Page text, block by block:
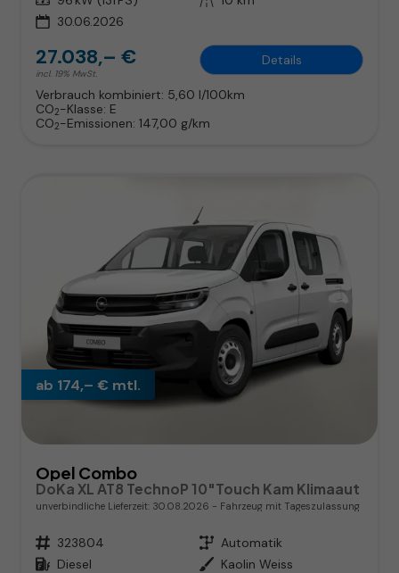
30.06.2026
27.038,– €
incl. 19% MwSt.
Details
Verbrauch kombiniert: 5,60 l/100km
CO2-Klasse: E
CO2-Emissionen: 147,00 g/km
ab 174,– € mtl.
Opel Combo
DoKa XL AT8 TechnoP 10"Touch Kam Klimaaut
unverbindliche Lieferzeit: 30.08.2026 Fahrzeug mit Tageszulassung
Fahrzeugnr. 323804 Getriebe Automatik
Kraftstoff Diesel Außenfarbe Kaolin Weiss